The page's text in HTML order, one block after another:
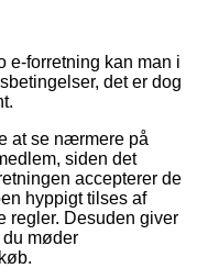
e-forretning kan man i
det er dog
at se nærmere på
siden det
accepterer de
hyppigt tilses af
regler. Desuden giver
møder